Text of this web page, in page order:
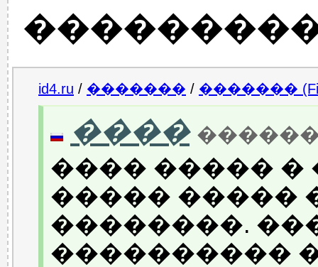
id4.ru / ������� / �������
����
���� ����� �
����� �����
��������.
����������